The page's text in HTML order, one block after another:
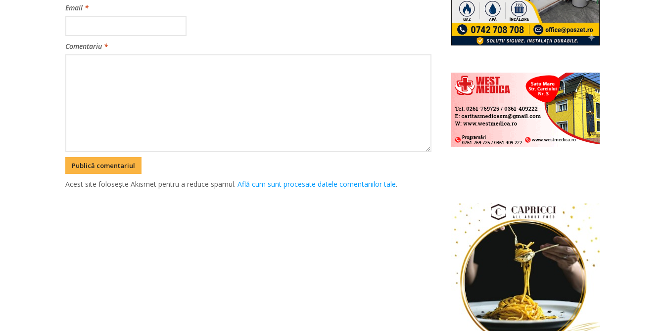
Email *
Comentariu *
Acest site folosește Akismet pentru a reduce spamul. Află cum sunt procesate datele comentariilor tale.